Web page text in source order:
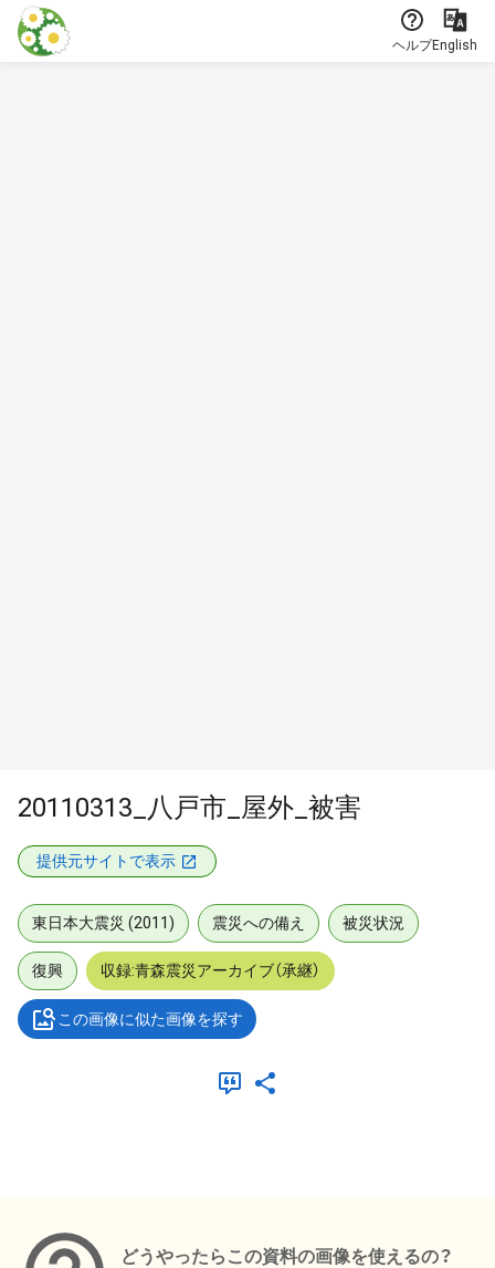
本文に飛ぶ
ヘルプEnglish
20110313_八戸市_屋外_被害
提供元サイトで表示
東日本大震災 (2011) 震災への備え 被災状況
復興 収録:青森震災アーカイブ（承継）
この画像に似た画像を探す
どうやったらこの資料の画像を使えるの？